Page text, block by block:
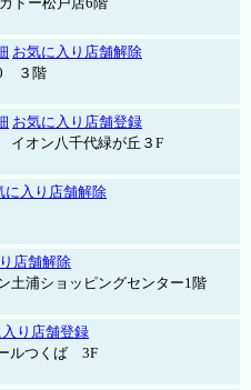
お気に入り店舗解除
３階
お気に入り店舗登録
イオン八千代緑が丘３F
に入り店舗解除
店舗解除
浦ショッピングセンター1階
り店舗登録
ルつくば 3F